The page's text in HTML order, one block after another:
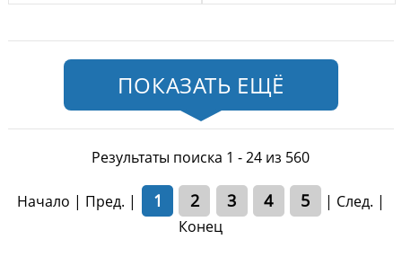
ПОКАЗАТЬ ЕЩЁ
Результаты поиска 1 - 24 из 560
Начало | Пред. | 1 2 3 4 5 | След. |
Конец